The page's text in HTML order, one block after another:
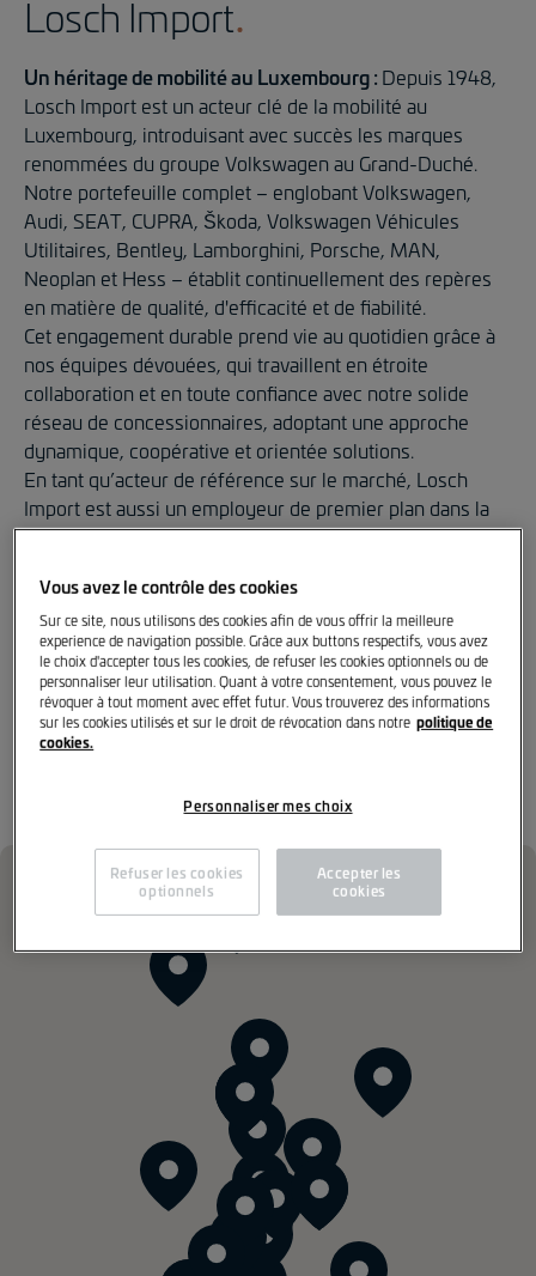
Losch Import
Un héritage de mobilité au Luxembourg : Depuis 1948,
Losch Import est un acteur clé de la mobilité au
Luxembourg, introduisant avec succès les marques
renommées du groupe Volkswagen au Grand-Duché.
Notre portefeuille complet – englobant Volkswagen,
Audi, SEAT, CUPRA, Škoda, Volkswagen Véhicules
Utilitaires, Bentley, Lamborghini, Porsche, MAN,
Neoplan et Hess – établit continuellement des repères
en matière de qualité, d'efficacité et de fiabilité.
Cet engagement durable prend vie au quotidien grâce à
nos équipes dévouées, qui travaillent en étroite
collaboration et en toute confiance avec notre solide
réseau de concessionnaires, adoptant une approche
dynamique, coopérative et orientée solutions.
En tant qu’acteur de référence sur le marché, Losch
Import est aussi un employeur de premier plan dans la
Grande Région, engagé à favoriser une culture de
stimulant où l'innovation n'est pas simplement
encouragée, mais activement construite.
Notre réseau de
concessionnaires
Vous avez le contrôle des cookies
Sur ce site, nous utilisons des cookies afin de vous offrir la meilleure
experience de navigation possible. Grâce aux buttons respectifs, vous avez
le choix d'accepter tous les cookies, de refuser les cookies optionnels ou de
personnaliser leur utilisation. Quant à votre consentement, vous pouvez le
révoquer à tout moment avec effet futur. Vous trouverez des informations
sur les cookies utilisés et sur le droit de révocation dans notre politique de
cookies.
Personnaliser mes choix
Refuser les cookies
optionnels
Accepter les
cookies